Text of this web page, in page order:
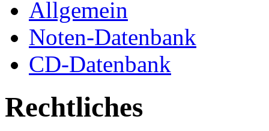
Allgemein
Noten-Datenbank
CD-Datenbank
Rechtliches